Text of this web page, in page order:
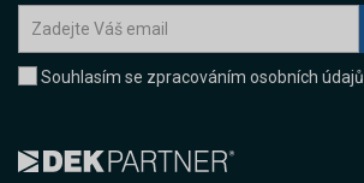
Souhlasím se zpracováním osobních údajů